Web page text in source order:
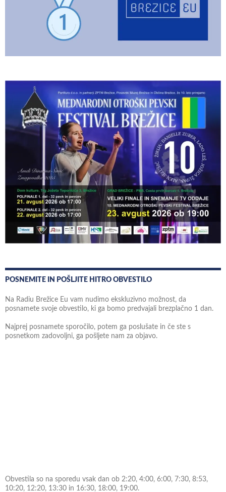
POSNEMITE IN POŠLJITE HITRO OBVESTILO
Na Radiu Brežice Eu vam nudimo ekskluzivno možnost, da
posnamete svoje obvestilo, ki ga bomo predvajali brezplačno 1 dan.
Najprej posnamete sporočilo, potem ga poslušate in če ste s
posnetkom zadovoljni, ga pošljete nam za objavo.
Obvestila so na sporedu vsak dan ob 2:20, 4:00, 6:00, 7:30, 8:53,
10:20, 12:20, 13:30 in 16:30, 18:00, 19:00.